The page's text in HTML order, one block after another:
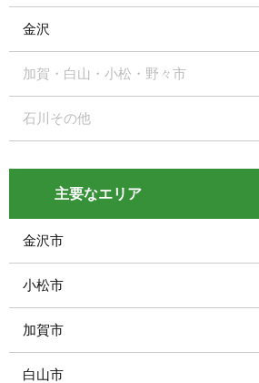
金沢
加賀・白山・小松・野々市
石川その他
主要なエリア
金沢市
小松市
加賀市
白山市